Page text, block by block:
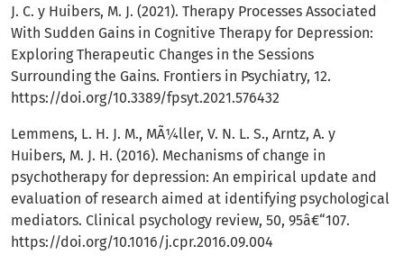
J. C. y Huibers, M. J. (2021). Therapy Processes Associated
With Sudden Gains in Cognitive Therapy for Depression:
Exploring Therapeutic Changes in the Sessions
Surrounding the Gains. Frontiers in Psychiatry, 12.
https://doi.org/10.3389/fpsyt.2021.576432
Lemmens, L. H. J. M., MÃ¼ller, V. N. L. S., Arntz, A. y
Huibers, M. J. H. (2016). Mechanisms of change in
psychotherapy for depression: An empirical update and
evaluation of research aimed at identifying psychological
mediators. Clinical psychology review, 50, 95â€“107.
https://doi.org/10.1016/j.cpr.2016.09.004